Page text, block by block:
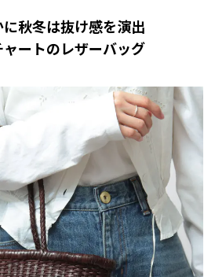
秋冬は抜け感を演出
ートのレザーバッグ